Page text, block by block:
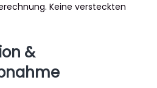
Keine versteckten
&